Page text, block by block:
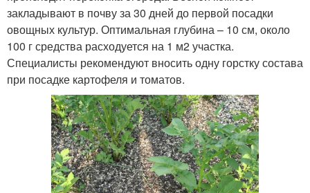
закладывают в почву за 30 дней до первой посадки
овощных культур. Оптимальная глубина – 10 см, около
100 г средства расходуется на 1 м2 участка.
Специалисты рекомендуют вносить одну горстку состава
при посадке картофеля и томатов.